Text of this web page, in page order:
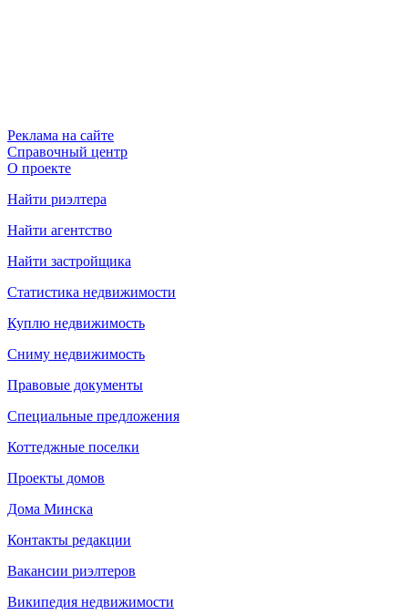
Реклама на сайте
Справочный центр
О проекте
Найти риэлтера
Найти агентство
Найти застройщика
Статистика недвижимости
Куплю недвижимость
Сниму недвижимость
Правовые документы
Специальные предложения
Коттеджные поселки
Проекты домов
Дома Минска
Контакты редакции
Вакансии риэлтеров
Википедия недвижимости